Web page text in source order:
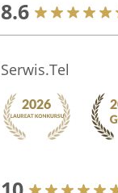
8.6
Serwis.Tel